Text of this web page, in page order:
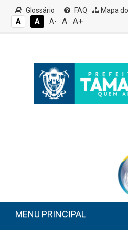
Glossário FAQ Mapa
A
A A- A A+
MENU PRINCIPAL